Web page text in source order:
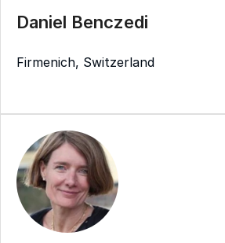
Daniel Benczedi
Firmenich, Switzerland